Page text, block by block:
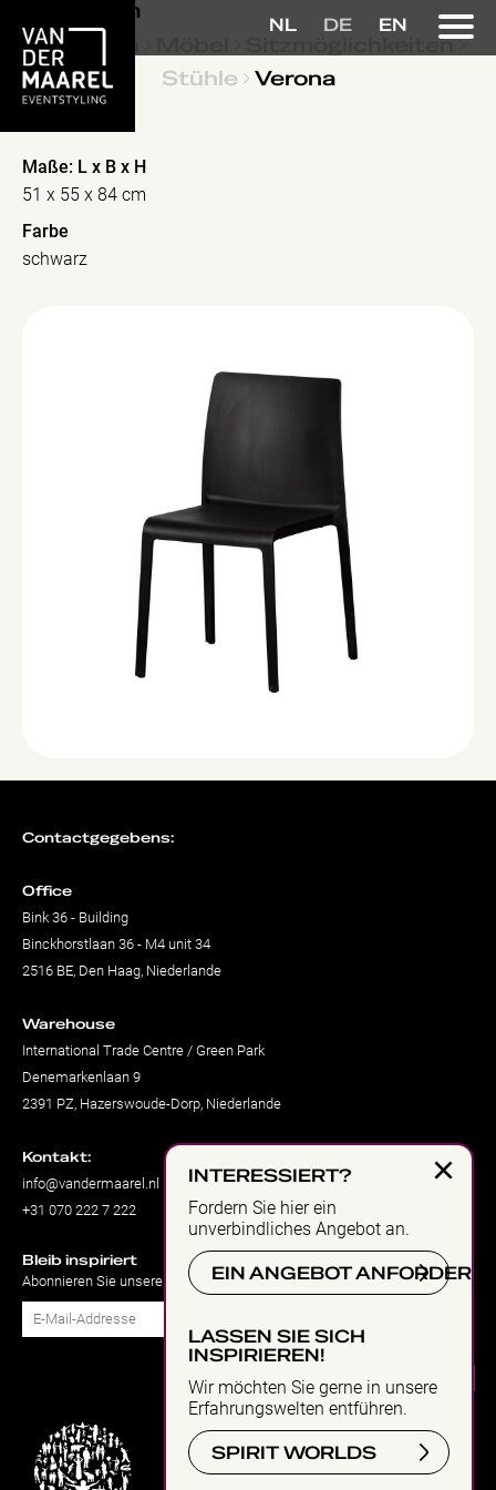
NL DE EN
×
INTERESSIERT?
Fordern Sie hier ein
unverbindliches Angebot an.
EIN ANGEBOT ANFORDERN
LASSEN SIE SICH
INSPIRIEREN!
Wir möchten Sie gerne in unsere
Erfahrungswelten entführen.
SPIRIT WORLDS
Kollektion
Kollektion
Sitzmöglichkeiten
Stühle
Verona
Maße: L x B x H
51 x 55 x 84 cm
Farbe
schwarz
Contactgegebens:
Office
Bink 36 - Building
Binckhorstlaan 36 - M4 unit 34
2516 BE, Den Haag, Niederlande
Warehouse
International Trade Centre / Green Park
Denemarkenlaan 9
2391 PZ, Hazerswoude-Dorp, Niederlande
Kontakt:
info@vandermaarel.nl
+31 070 222 7 222
Bleib inspiriert
Abonnieren Sie unseren Newsletter